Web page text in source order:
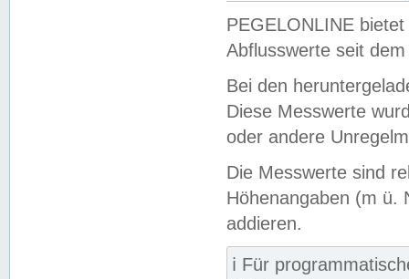
PEGELONLINE
Abflusswerte seit
Bei den
Diese Messwerte
oder andere
Die Messwerte sind
Höhenangaben (m ü.
addieren.
ℹ️ Für